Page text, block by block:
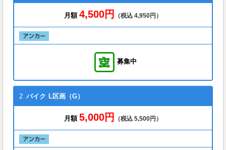
月額 4,500円 （税込 4,950円）
募集中
2 バイク L区画（G）
月額 5,000円 （税込 5,500円）